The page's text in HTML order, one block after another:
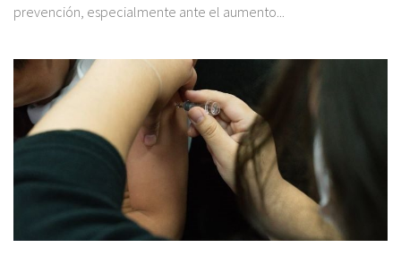
prevención, especialmente ante el aumento...